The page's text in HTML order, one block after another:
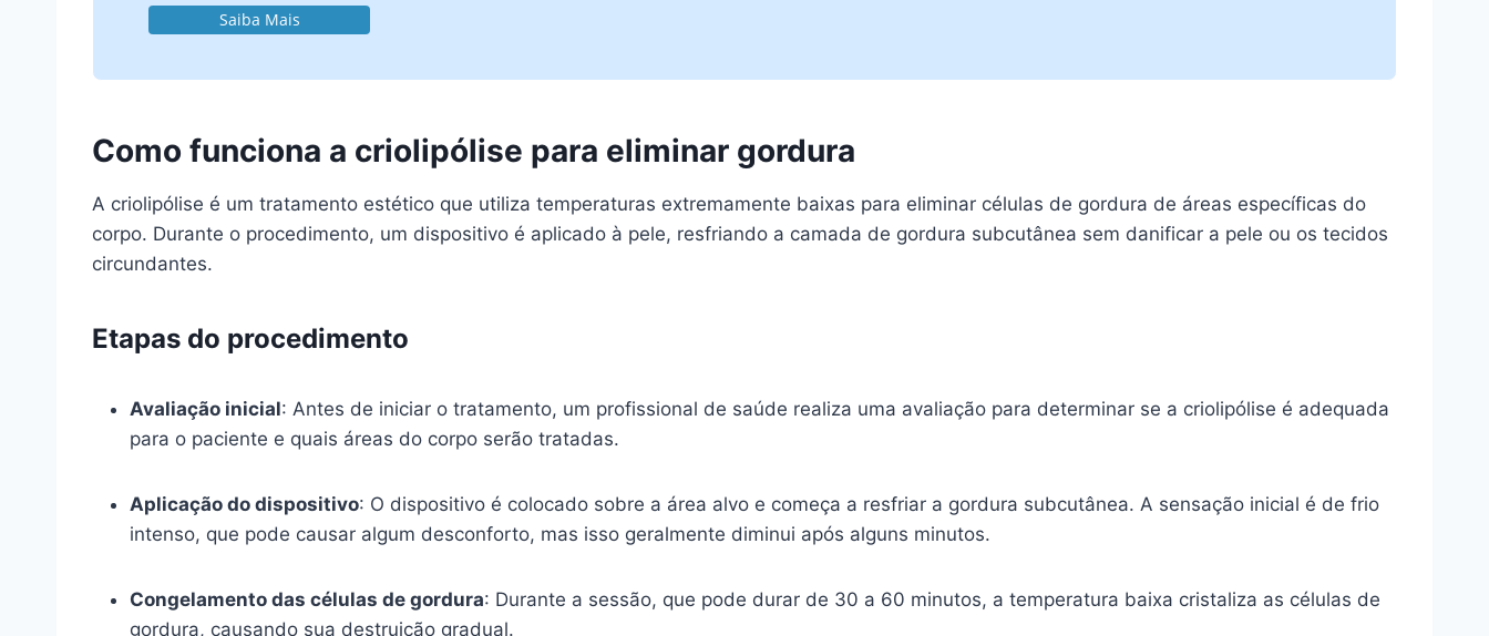
Saiba Mais
Como funciona a criolipólise para eliminar gordura
A criolipólise é um tratamento estético que utiliza temperaturas extremamente baixas para eliminar células de gordura de áreas específicas do
corpo. Durante o procedimento, um dispositivo é aplicado à pele, resfriando a camada de gordura subcutânea sem danificar a pele ou os tecidos
circundantes.
Etapas do procedimento
Avaliação inicial: Antes de iniciar o tratamento, um profissional de saúde realiza uma avaliação para determinar se a criolipólise é adequada
para o paciente e quais áreas do corpo serão tratadas.
Aplicação do dispositivo: O dispositivo é colocado sobre a área alvo e começa a resfriar a gordura subcutânea. A sensação inicial é de frio
intenso, que pode causar algum desconforto, mas isso geralmente diminui após alguns minutos.
Congelamento das células de gordura: Durante a sessão, que pode durar de 30 a 60 minutos, a temperatura baixa cristaliza as células de
gordura, causando sua destruição gradual.